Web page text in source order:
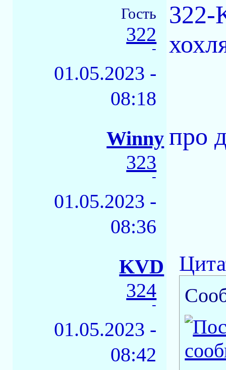
Гость
322
-
01.05.2023 -
08:18
322-
Winny
323
-
01.05.2023 -
08:36
про
KVD
324
-
01.05.2023 -
08:42